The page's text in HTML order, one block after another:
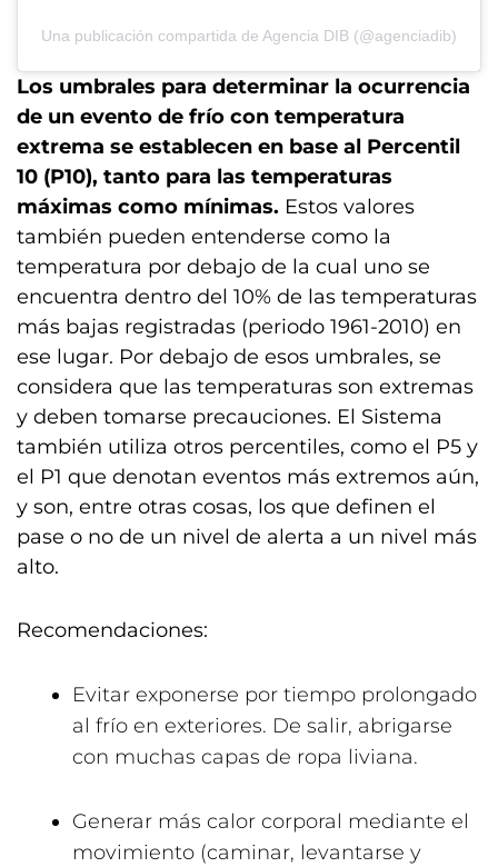
Una publicación compartida de Agencia DIB (@agenciadib)
Los umbrales para determinar la ocurrencia
de un evento de frío con temperatura
extrema se establecen en base al Percentil
10 (P10), tanto para las temperaturas
máximas como mínimas. Estos valores
también pueden entenderse como la
temperatura por debajo de la cual uno se
encuentra dentro del 10% de las temperaturas
más bajas registradas (periodo 1961-2010) en
ese lugar. Por debajo de esos umbrales, se
considera que las temperaturas son extremas
y deben tomarse precauciones. El Sistema
también utiliza otros percentiles, como el P5 y
el P1 que denotan eventos más extremos aún,
y son, entre otras cosas, los que definen el
pase o no de un nivel de alerta a un nivel más
alto.
Recomendaciones:
Evitar exponerse por tiempo prolongado
al frío en exteriores. De salir, abrigarse
con muchas capas de ropa liviana.
Generar más calor corporal mediante el
movimiento (caminar, levantarse y